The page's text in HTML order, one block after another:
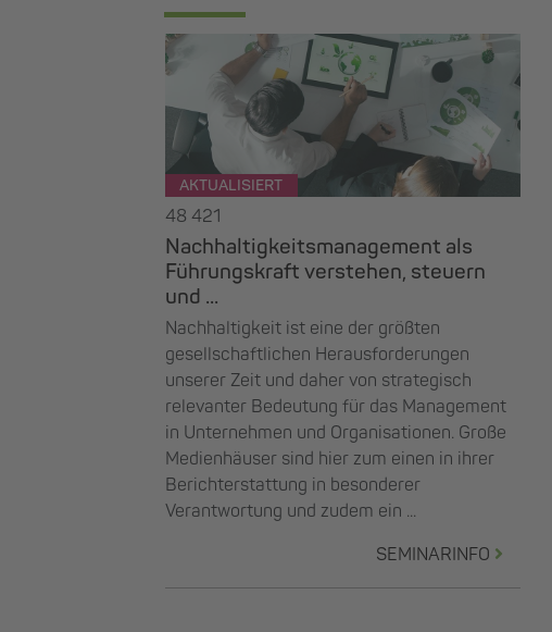
AKTUALISIERT
48 421
Nachhaltigkeitsmanagement als
Führungskraft verstehen, steuern
und ...
Nachhaltigkeit ist eine der größten
gesellschaftlichen Herausforderungen
unserer Zeit und daher von strategisch
relevanter Bedeutung für das Management
in Unternehmen und Organisationen. Große
Medienhäuser sind hier zum einen in ihrer
Berichterstattung in besonderer
Verantwortung und zudem ein ...
SEMINARINFO